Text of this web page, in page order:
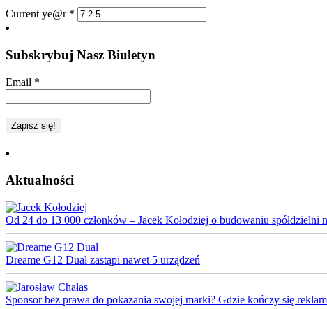
Current ye@r *
Subskrybuj Nasz Biuletyn
Email *
Aktualności
Od 24 do 13 000 członków – Jacek Kołodziej o budowaniu spółdzielni
Dreame G12 Dual zastąpi nawet 5 urządzeń
Sponsor bez prawa do pokazania swojej marki? Gdzie kończy się